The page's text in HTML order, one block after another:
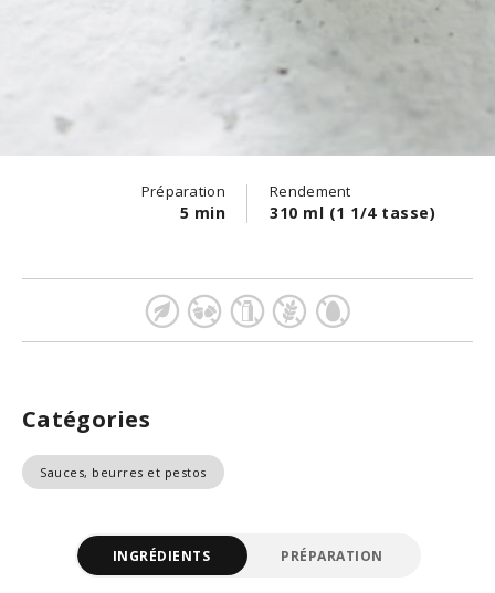
Préparation
5 min
Rendement
310 ml (1 1/4 tasse)
Catégories
Sauces, beurres et pestos
INGRÉDIENTS PRÉPARATION